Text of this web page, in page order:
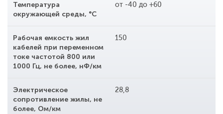
Температура
окружающей среды, °С
от -40 до +60
Рабочая емкость жил
кабелей при переменном
токе частотой 800 или
1000 Гц, не более, нФ/км
150
Электрическое
сопротивление жилы, не
более, Ом/км
28,8